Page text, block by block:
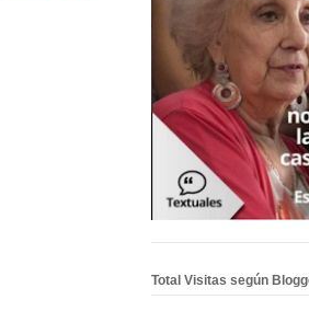
Total Visitas según